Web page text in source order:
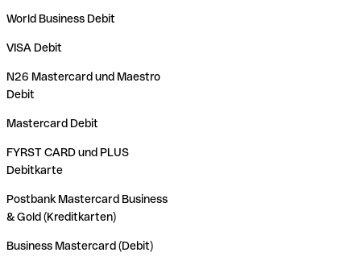
World Business Debit
VISA Debit
N26 Mastercard und Maestro
Debit
Mastercard Debit
FYRST CARD und PLUS
Debitkarte
Postbank Mastercard Business
& Gold (Kreditkarten)
Business Mastercard (Debit)